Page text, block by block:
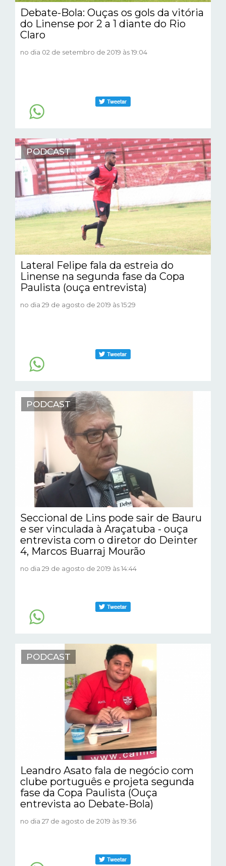
Debate-Bola: Ouças os gols da vitória
do Linense por 2 a 1 diante do Rio
Claro
no dia 02 de setembro de 2019 às 19:04
PODCAST
Lateral Felipe fala da estreia do
Linense na segunda fase da Copa
Paulista (ouça entrevista)
no dia 29 de agosto de 2019 às 15:29
PODCAST
Seccional de Lins pode sair de Bauru
e ser vinculada à Araçatuba - ouça
entrevista com o diretor do Deinter
4, Marcos Buarraj Mourão
no dia 29 de agosto de 2019 às 14:44
PODCAST
Leandro Asato fala de negócio com
clube português e projeta segunda
fase da Copa Paulista (Ouça
entrevista ao Debate-Bola)
no dia 27 de agosto de 2019 às 19:36